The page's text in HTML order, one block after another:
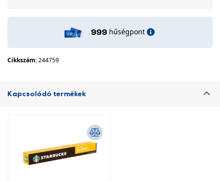
999 hűségpont
Cikkszám:244759
Kapcsolódó termékek